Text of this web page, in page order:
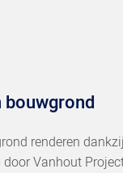
renderen
Vanhout